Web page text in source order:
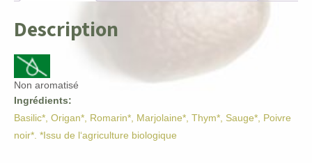
Description
Non aromatisé
Ingrédients:
Basilic*, Origan*, Romarin*, Marjolaine*, Thym*, Sauge*, Poivre
noir*. *Issu de l‘agriculture biologique